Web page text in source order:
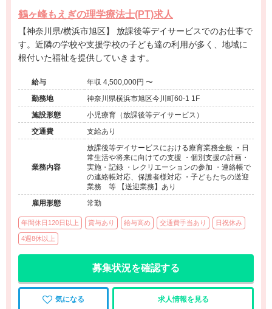
鶴ヶ峰もえぎの理学療法士(PT)求人
【神奈川県/横浜市旭区】 放課後等デイサービスでのお仕事で
す。近隣の学校や支援学校の子ども達の利用が多く、地域に
根付いた福祉を提供していきます。
給与
年収 4,500,000円 〜
勤務地
神奈川県横浜市旭区今川町60-1 1F
施設形態
小児療育（放課後等デイサービス）
交通費
支給あり
業務内容
放課後等デイサービスにおける療育業務全般 ・日
常生活や将来に向けての支援 ・個別支援の計画・
実施・記録 ・レクリエーションの参加 ・連絡帳で
の連絡帳対応、保護者様対応 ・子どもたちの送迎
業務 等 【送迎業務】あり
雇用形態
常勤
年間休日120日以上 賞与あり 給与高め 交通費手当あり 日祝休み
4週8休以上
募集状況を確認する
気になる 求人情報を見る